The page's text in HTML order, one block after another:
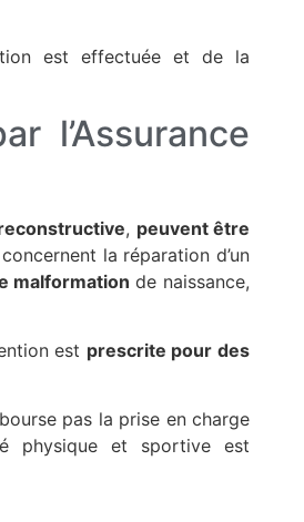
est effectuée et de la
l’Assurance
, peuvent être
la réparation d’un
malformationde naissance,
est prescrite pour des
pas la prise en charge
physique et sportive est